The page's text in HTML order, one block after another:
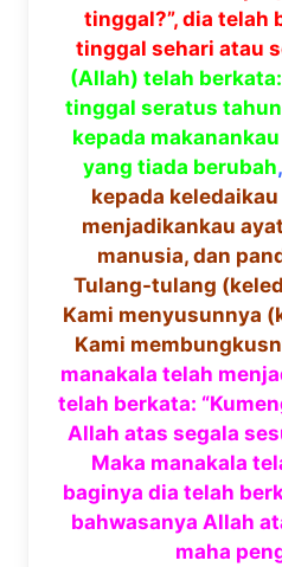
tinggal?”, dia telah
tinggal sehari atau
(Allah) telah
tinggal seratus
kepada
yang tiada berubah,
kepada
menjadikankau
manusia, dan
Tulang-tulang
Kami menyusunnya
Kami
manakala telah
telah berkata:
Allah atas segala
Maka manakala
baginya dia telah
bahwasanya Allah
maha